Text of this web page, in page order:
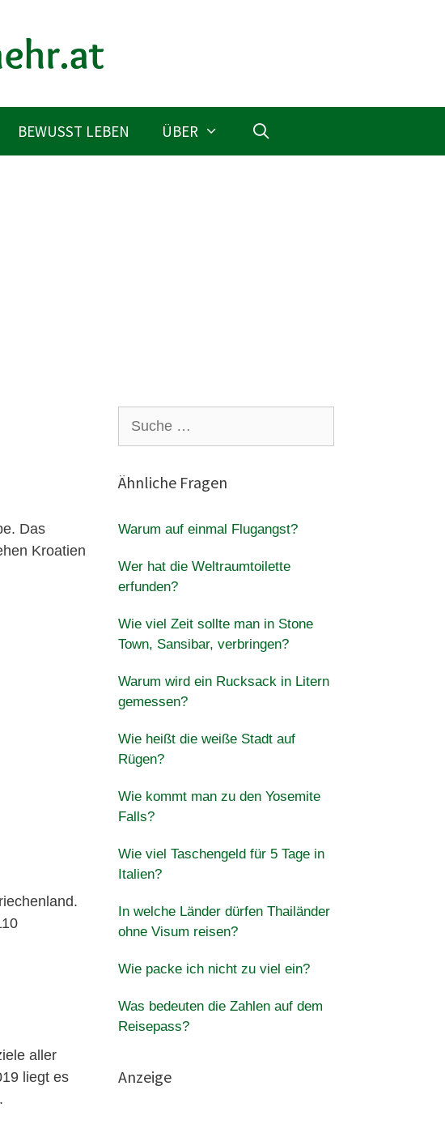
BEWUSST LEBEN ÜBER
Das
Kroatien
aller
liegt es
nach:
Ähnliche Fragen
Warum auf einmal Flugangst?
Wer hat die Weltraumtoilette
erfunden?
Wie viel Zeit sollte man in Stone
Town, Sansibar, verbringen?
Warum wird ein Rucksack in Litern
gemessen?
Wie heißt die weiße Stadt auf
Rügen?
Wie kommt man zu den Yosemite
Falls?
Wie viel Taschengeld für 5 Tage in
Italien?
In welche Länder dürfen Thailänder
ohne Visum reisen?
Wie packe ich nicht zu viel ein?
Was bedeuten die Zahlen auf dem
Reisepass?
Anzeige